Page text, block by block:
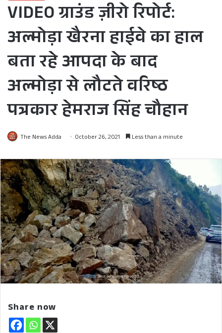
VIDEO ग्राउंड ज़ीरो रिपोर्ट:
अल्मोड़ा खैरना हाईवे का हाल
बता रहे आपदा के बाद
अल्मोड़ा से लौटते वरिष्ठ
पत्रकार हेमराज सिंह चौहान
The News Adda October 26, 2021 Less than a minute
Share now